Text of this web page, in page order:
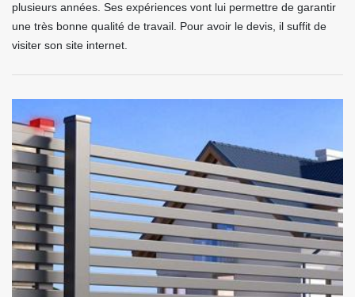
plusieurs années. Ses expériences vont lui permettre de garantir
une très bonne qualité de travail. Pour avoir le devis, il suffit de
visiter son site internet.